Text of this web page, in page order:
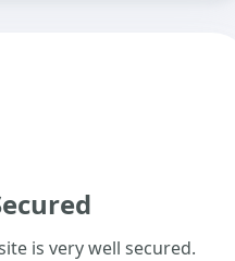
is very well secured.